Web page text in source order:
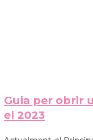
Guia per obrir
el 2023